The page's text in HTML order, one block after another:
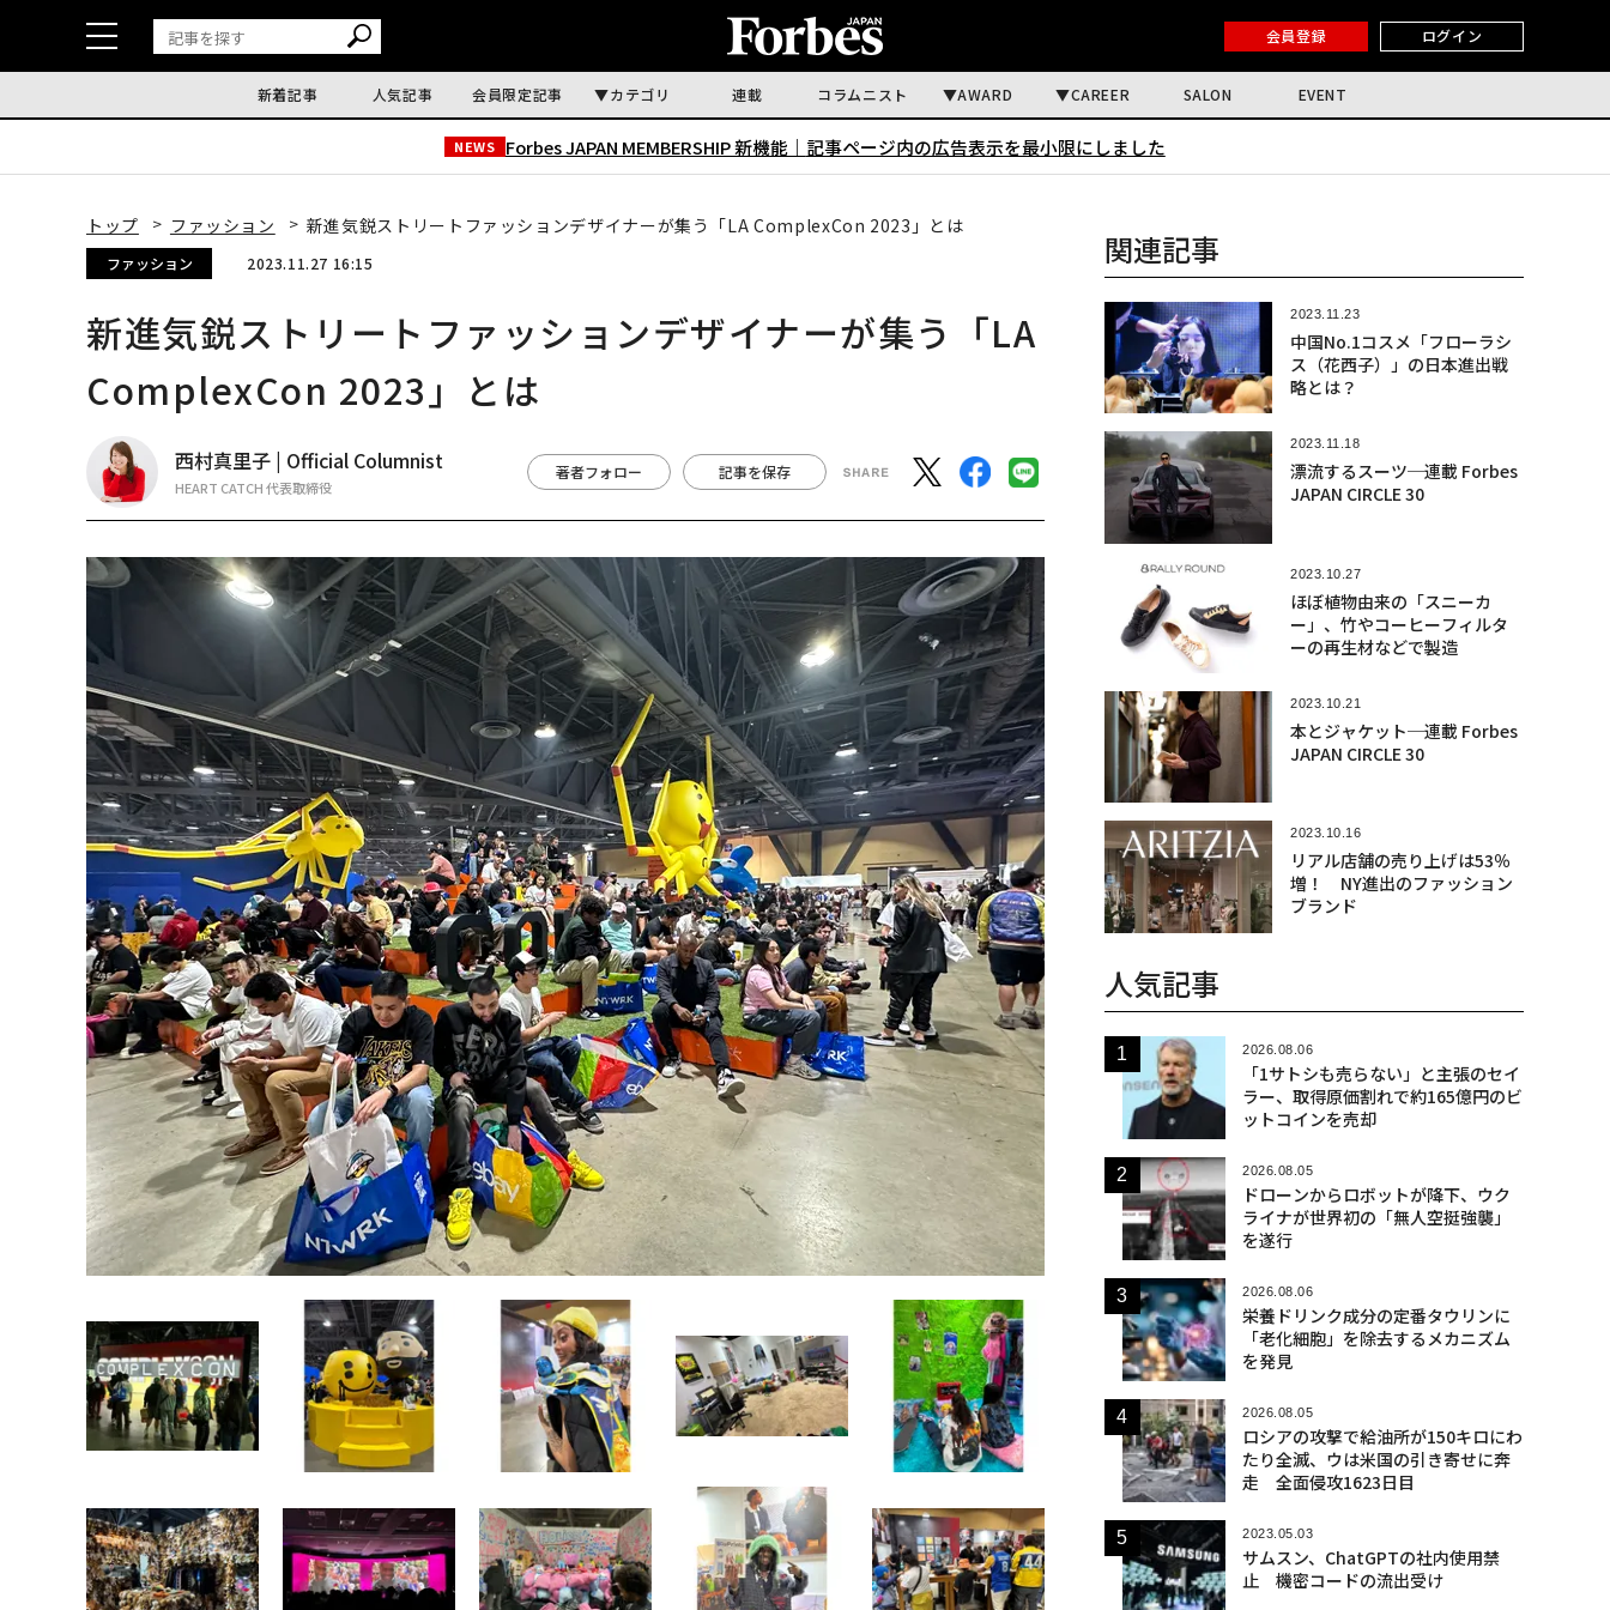
会員登録 ログイン
新着記事 人気記事 会員限定記事 カテゴリ 連載 コラムニスト AWARD CAREER SALON EVENT
NEWS Forbes JAPAN MEMBERSHIP 新機能｜ 記事ページ内の広告表示を最小限にしました
トップ ファッション 新進気鋭ストリートファッションデザイナーが集う「LA ComplexCon 2023」とは
ファッション 2023.11.27 16:15
新進気鋭ストリートファッションデザイナーが集う「LA
ComplexCon 2023」とは
西村真里子 | Official Columnist
HEART CATCH 代表取締役
著者フォロー 記事を保存
関連記事
2023.11.23
中国No.1コスメ「フローラシ
ス（花西子）」の日本進出戦
略とは？
2023.11.18
漂流するスーツ─連載 Forbes
JAPAN CIRCLE 30
2023.10.27
ほぼ植物由来の「スニーカ
ー」、竹やコーヒーフィルタ
ーの再生材などで製造
2023.10.21
本とジャケット─連載 Forbes
JAPAN CIRCLE 30
2023.10.16
リアル店舗の売り上げは53％
増！ NY進出のファッション
ブランド
人気記事
2026.08.06
「1サトシも売らない」と主張のセイ
ラー、取得原価割れで約165億円のビ
ットコインを売却
2026.08.05
ドローンからロボットが降下、ウク
ライナが世界初の「無人空挺強襲」
を遂行
2026.08.06
栄養ドリンク成分の定番タウリンに
「老化細胞」を除去するメカニズム
を発見
2026.08.05
ロシアの攻撃で給油所が150キロにわ
たり全滅、ウは米国の引き寄せに奔
走 全面侵攻1623日目
2023.05.03
サムスン、ChatGPTの社内使用禁
止 機密コードの流出受け